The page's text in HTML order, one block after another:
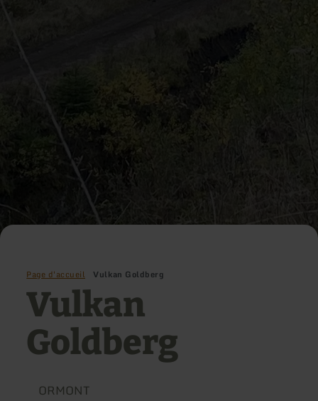
Page d'accueil Vulkan Goldberg
Vulkan
Goldberg
ORMONT